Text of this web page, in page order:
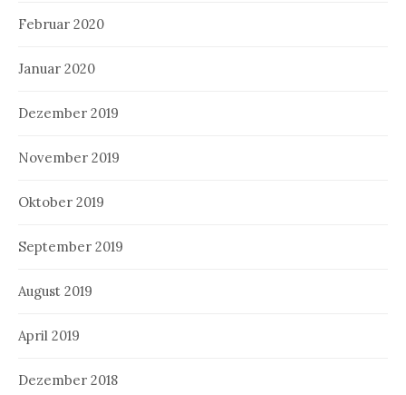
Februar 2020
Januar 2020
Dezember 2019
November 2019
Oktober 2019
September 2019
August 2019
April 2019
Dezember 2018